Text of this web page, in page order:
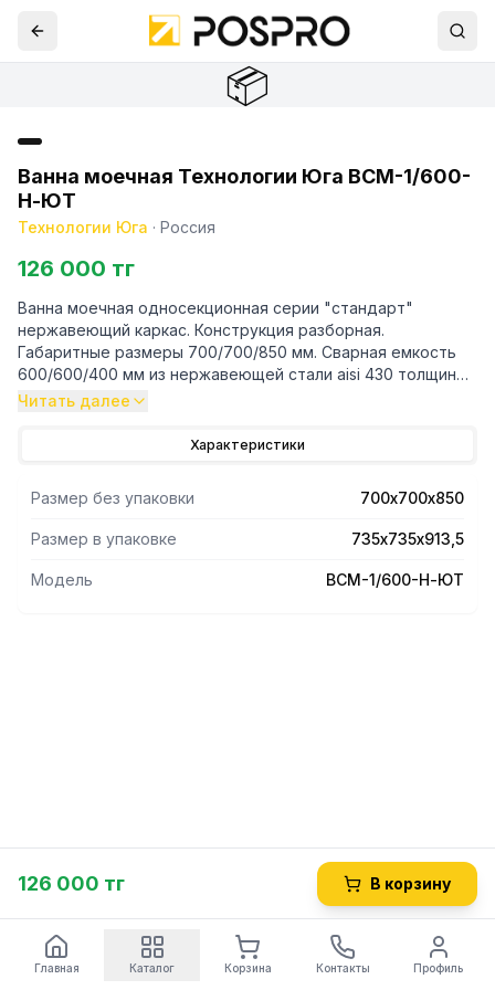
📦
Ванна моечная Технологии Юга ВСМ-1/600-
Н-ЮТ
Технологии Юга · Россия
126 000 тг
Ванна моечная односекционная серии "стандарт"
нержавеющий каркас. Конструкция разборная.
Габаритные размеры 700/700/850 мм. Сварная емкость
600/600/400 мм из нержавеющей стали aisi 430 толщиной
0,8 мм. Диаметр сливного отверстия 50 мм. Стойки -
Читать далее
Характеристики
Размер без упаковки 700х700х850
Размер в упаковке 735х735х913,5
Модель ВСМ-1/600-Н-ЮТ
126 000 тг В корзину
Главная Каталог Корзина Контакты Профиль